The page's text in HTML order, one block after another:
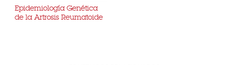
Epidemiología Genética
de la Artrosis Reumatoide